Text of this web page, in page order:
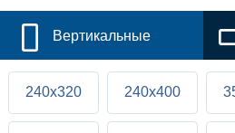
Вертикальные
240x320 240x400